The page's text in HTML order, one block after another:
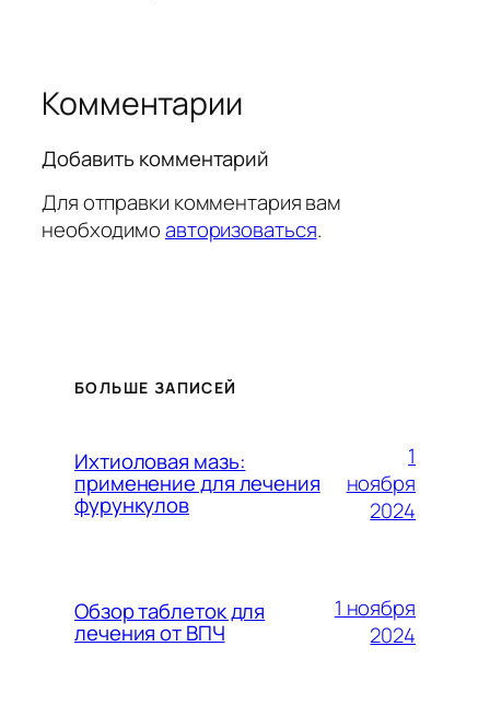
Комментарии
Добавить комментарий
Для отправки комментария вам
необходимоавторизоваться.
БОЛЬШЕ ЗАПИСЕЙ
Ихтиоловая мазь:
применение для лечения
фурункулов
1
ноября
2024
Обзор таблеток для
лечения от ВПЧ
1 ноября
2024